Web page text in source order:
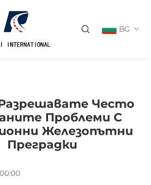
BG
Често
Проблеми С
Железопътни
Преградки